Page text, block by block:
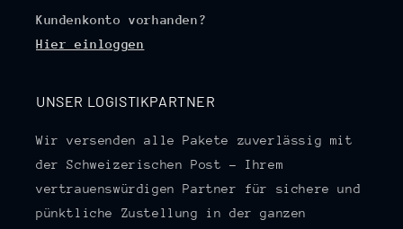
Kundenkonto vorhanden?
Hier einloggen
UNSER LOGISTIKPARTNER
Wir versenden alle Pakete zuverlässig mit
der Schweizerischen Post – Ihrem
vertrauenswürdigen Partner für sichere und
pünktliche Zustellung in der ganzen